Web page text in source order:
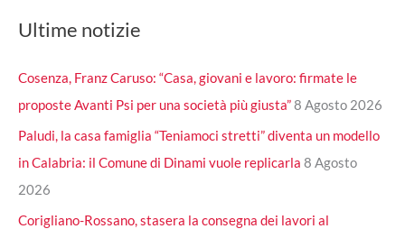
Ultime notizie
Cosenza, Franz Caruso: “Casa, giovani e lavoro: firmate le
proposte Avanti Psi per una società più giusta”8 Agosto 2026
Paludi, la casa famiglia “Teniamoci stretti” diventa un modello
in Calabria: il Comune di Dinami vuole replicarla 8 Agosto
2026
Corigliano-Rossano, stasera la consegna dei lavori al